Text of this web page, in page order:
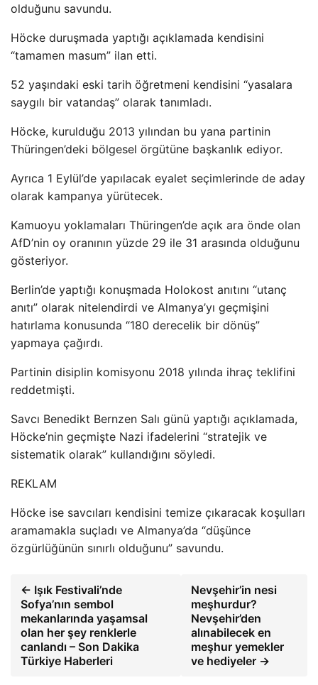
olduğunu savundu.
Höcke duruşmada yaptığı açıklamada kendisini
“tamamen masum” ilan etti.
52 yaşındaki eski tarih öğretmeni kendisini “yasalara
saygılı bir vatandaş” olarak tanımladı.
Höcke, kurulduğu 2013 yılından bu yana partinin
Thüringen’deki bölgesel örgütüne başkanlık ediyor.
Ayrıca 1 Eylül’de yapılacak eyalet seçimlerinde de aday
olarak kampanya yürütecek.
Kamuoyu yoklamaları Thüringen’de açık ara önde olan
AfD’nin oy oranının yüzde 29 ile 31 arasında olduğunu
gösteriyor.
Berlin’de yaptığı konuşmada Holokost anıtını “utanç
anıtı” olarak nitelendirdi ve Almanya’yı geçmişini
hatırlama konusunda “180 derecelik bir dönüş”
yapmaya çağırdı.
Partinin disiplin komisyonu 2018 yılında ihraç teklifini
reddetmişti.
Savcı Benedikt Bernzen Salı günü yaptığı açıklamada,
Höcke’nin geçmişte Nazi ifadelerini “stratejik ve
sistematik olarak” kullandığını söyledi.
REKLAM
Höcke ise savcıları kendisini temize çıkaracak koşulları
aramamakla suçladı ve Almanya’da “düşünce
özgürlüğünün sınırlı olduğunu” savundu.
← Işık Festivali’nde
Sofya’nın sembol
mekanlarında yaşamsal
olan her şey renklerle
canlandı – Son Dakika
Türkiye Haberleri
Nevşehir’in nesi
meşhurdur?
Nevşehir’den
alınabilecek en
meşhur yemekler
ve hediyeler →